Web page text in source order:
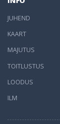
JUHEND
KAART
MAJUTUS
TOITLUSTUS
LOODUS
ILM